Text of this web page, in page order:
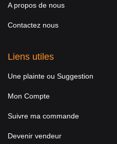
A propos de nous
Contactez nous
Liens utiles
Une plainte ou Suggestion
Mon Compte
Suivre ma commande
Devenir vendeur